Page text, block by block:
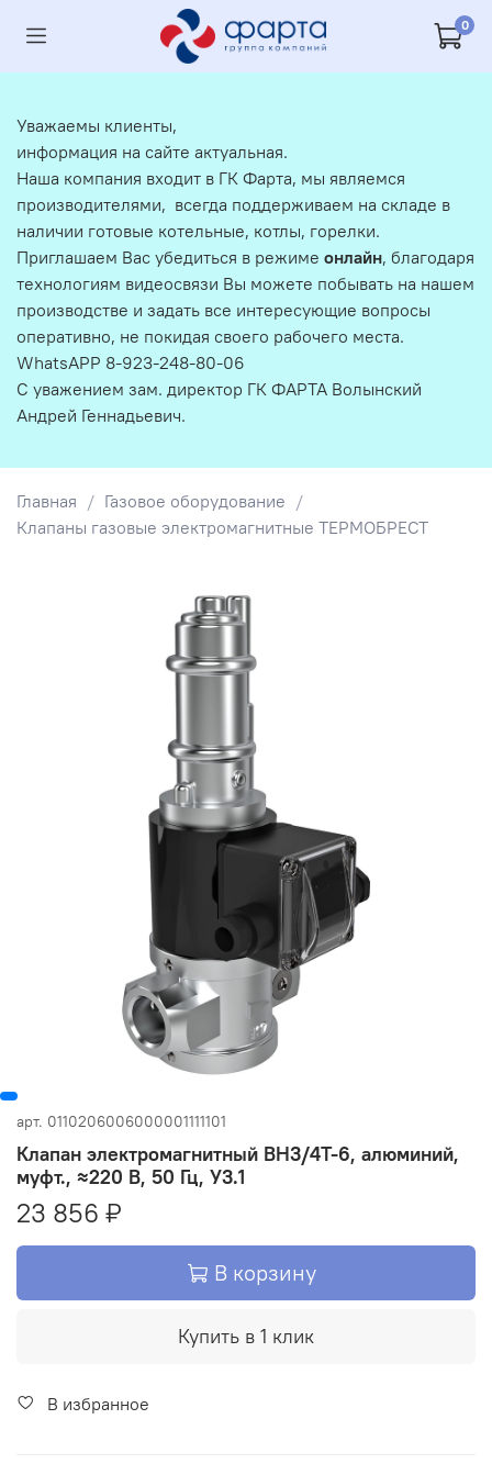
0
Главная
Газовое оборудование
Клапаны газовые электромагнитные ТЕРМОБРЕСТ
арт. 0110206006000001111101
Клапан электромагнитный ВН3/4Т-6, алюминий,
муфт., ≈220 В, 50 Гц, У3.1
23 856 ₽
В корзину
Купить в 1 клик
В избранное
Уважаемы клиенты,
информация на сайте актуальная.
Наша компания входит в ГК Фарта, мы являемся
производителями, всегда поддерживаем на складе в
наличии готовые котельные, котлы, горелки.
Приглашаем Вас убедиться в режиме онлайн, благодаря
технологиям видеосвязи Вы можете побывать на нашем
производстве и задать все интересующие вопросы
оперативно, не покидая своего рабочего места.
WhatsAPP 8-923-248-80-06
С уважением зам. директор ГК ФАРТА Волынский
Андрей Геннадьевич.